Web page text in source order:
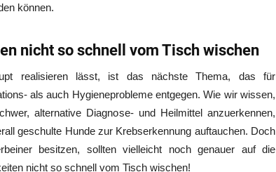
können.
nicht so schnell vom Tisch wischen
realisieren lässt, ist das nächste Thema, das für
als auch Hygieneprobleme entgegen. Wie wir wissen,
alternative Diagnose- und Heilmittel anzuerkennen,
geschulte Hunde zur Krebserkennung auftauchen. Doch
besitzen, sollten vielleicht noch genauer auf die
nicht so schnell vom Tisch wischen!